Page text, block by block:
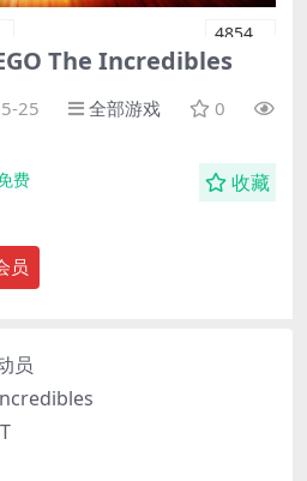
4854
The Incredibles
25 全部游戏
0
费
收藏
员
员